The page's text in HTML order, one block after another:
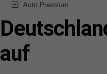
Auto Premium
auf